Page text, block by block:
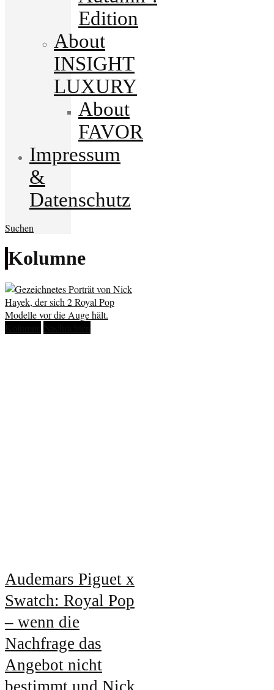
Edition
About
INSIGHT
LUXURY
About
FAVOR
Impressum
&
Datenschutz
Suchen
Kolumne
Audemars Piguet x
Swatch: Royal Pop
– wenn die
Nachfrage das
Angebot nicht